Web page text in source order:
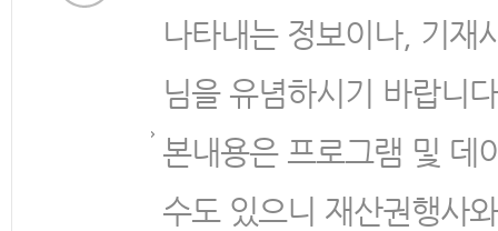
나타내는 정보이나, 기재
님을 유념하시기 바랍니
본내용은 프로그램 및 데
수도 있으니 재산권행사